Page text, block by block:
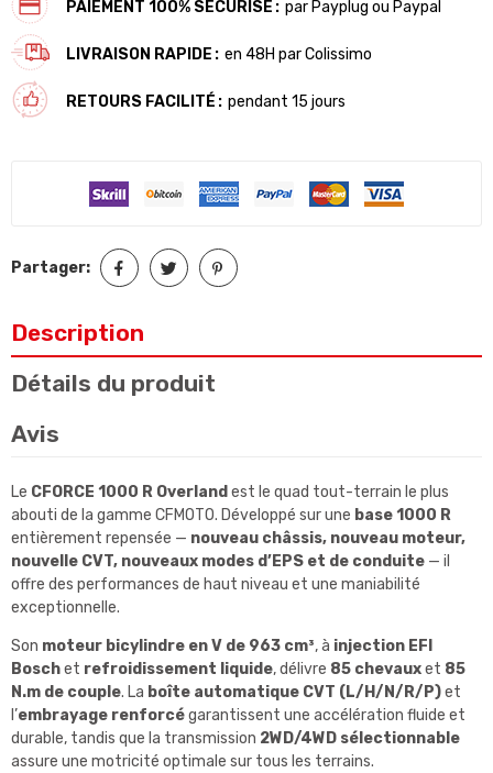
PAIEMENT 100% SÉCURISÉ par Payplug ou Paypal
LIVRAISON RAPIDE en 48H par Colissimo
RETOURS FACILITÉ pendant 15 jours
Partager:
Description
Détails du produit
Avis
Le CFORCE 1000 R Overlandest le quad tout-terrain le plus
abouti de la gamme CFMOTO. Développé sur une base 1000 R
entièrement repensée — nouveau châssis, nouveau moteur,
nouvelle CVT, nouveaux modes d’EPS et de conduite — il
offre des performances de haut niveau et une maniabilité
exceptionnelle.
Son moteur bicylindre en V de 963 cm³, à injection EFI
Boschet refroidissement liquide, délivre 85 chevauxet 85
N.m de couple. La boîte automatique CVT (L/H/N/R/P)et
l’embrayage renforcégarantissent une accélération fluide et
durable, tandis que la transmission 2WD/4WD sélectionnable
assure une motricité optimale sur tous les terrains.